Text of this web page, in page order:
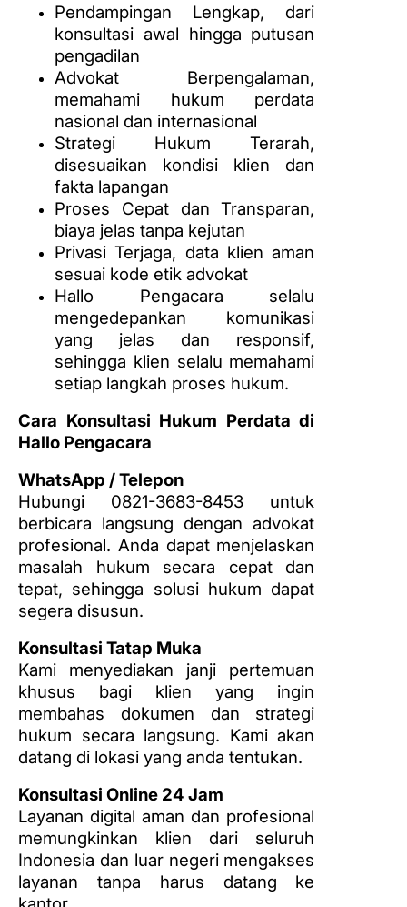
Pendampingan Lengkap, dari
konsultasi awal hingga putusan
pengadilan
Advokat Berpengalaman,
memahami hukum perdata
nasional dan internasional
Strategi Hukum Terarah,
disesuaikan kondisi klien dan
fakta lapangan
Proses Cepat dan Transparan,
biaya jelas tanpa kejutan
Privasi Terjaga, data klien aman
sesuai kode etik advokat
Hallo Pengacara selalu
mengedepankan komunikasi
yang jelas dan responsif,
sehingga klien selalu memahami
setiap langkah proses hukum.
Cara Konsultasi Hukum Perdata di
Hallo Pengacara
WhatsApp / Telepon
Hubungi 0821-3683-8453 untuk
berbicara langsung dengan advokat
profesional. Anda dapat menjelaskan
masalah hukum secara cepat dan
tepat, sehingga solusi hukum dapat
segera disusun.
Konsultasi Tatap Muka
Kami menyediakan janji pertemuan
khusus bagi klien yang ingin
membahas dokumen dan strategi
hukum secara langsung. Kami akan
datang di lokasi yang anda tentukan.
Konsultasi Online 24 Jam
Layanan digital aman dan profesional
memungkinkan klien dari seluruh
Indonesia dan luar negeri mengakses
layanan tanpa harus datang ke